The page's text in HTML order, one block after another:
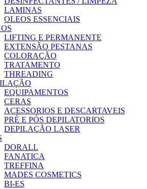
LAMINAS
OLEOS ESSENCIAIS
LIFTING E PERMANENTE
EXTENSÃO PESTANAS
COLORAÇÃO
TRATAMENTO
THREADING
EQUIPAMENTOS
CERAS
ACESSORIOS E DESCARTAVEIS
PRÉ E PÓS DEPILATORIOS
DEPILAÇÃO LASER
DORALL
FANATICA
TREFFINA
MADES COSMETICS
BI-ES